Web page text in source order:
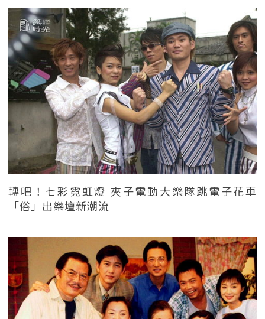
轉吧！七彩霓虹燈 夾子電動大樂隊跳電子花車
「俗」出樂壇新潮流